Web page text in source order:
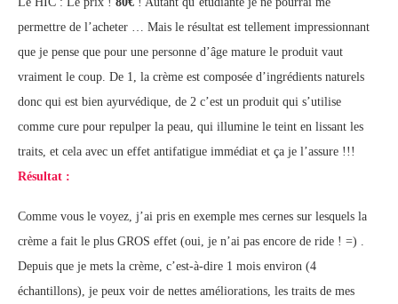
permettre de l’acheter … Mais le résultat est tellement impressionnant
que je pense que pour une personne d’âge mature le produit vaut
vraiment le coup. De 1, la crème est composée d’ingrédients naturels
donc qui est bien ayurvédique, de 2 c’est un produit qui s’utilise
comme cure pour repulper la peau, qui illumine le teint en lissant les
traits, et cela avec un effet antifatigue immédiat et ça je l’assure !!!
Résultat :
Comme vous le voyez, j’ai pris en exemple mes cernes sur lesquels la
crème a fait le plus GROS effet (oui, je n’ai pas encore de ride ! =) .
Depuis que je mets la crème, c’est-à-dire 1 mois environ (4
échantillons), je peux voir de nettes améliorations, les traits de mes